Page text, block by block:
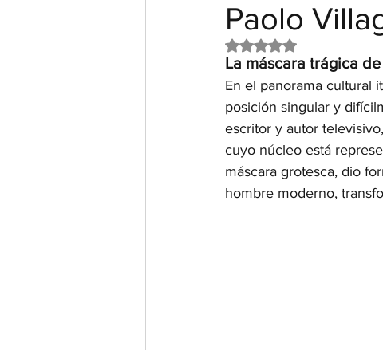
Paolo
Obtuvo NaN de 5
La máscara trágica
En el panorama cultural
posición singular y
escritor y autor
cuyo núcleo está
máscara grotesca, dio
hombre moderno,